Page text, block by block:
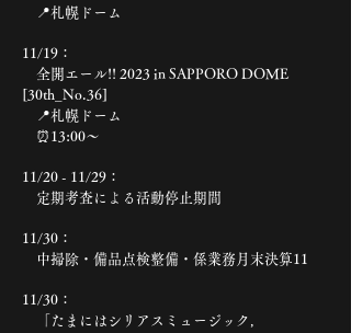
📍札幌ドーム
11/19：
全開エール!! 2023 in SAPPORO DOME
[30th_No.36]
📍札幌ドーム
⏰13:00〜
11/20 - 11/29：
定期考査による活動停止期間
11/30：
中掃除・備品点検整備・係業務月末決算11
11/30：
「たまにはシリアスミュージック，